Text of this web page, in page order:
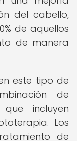
del cabello,
de aquellos
de manera
este tipo de
de
incluyen
Los
de